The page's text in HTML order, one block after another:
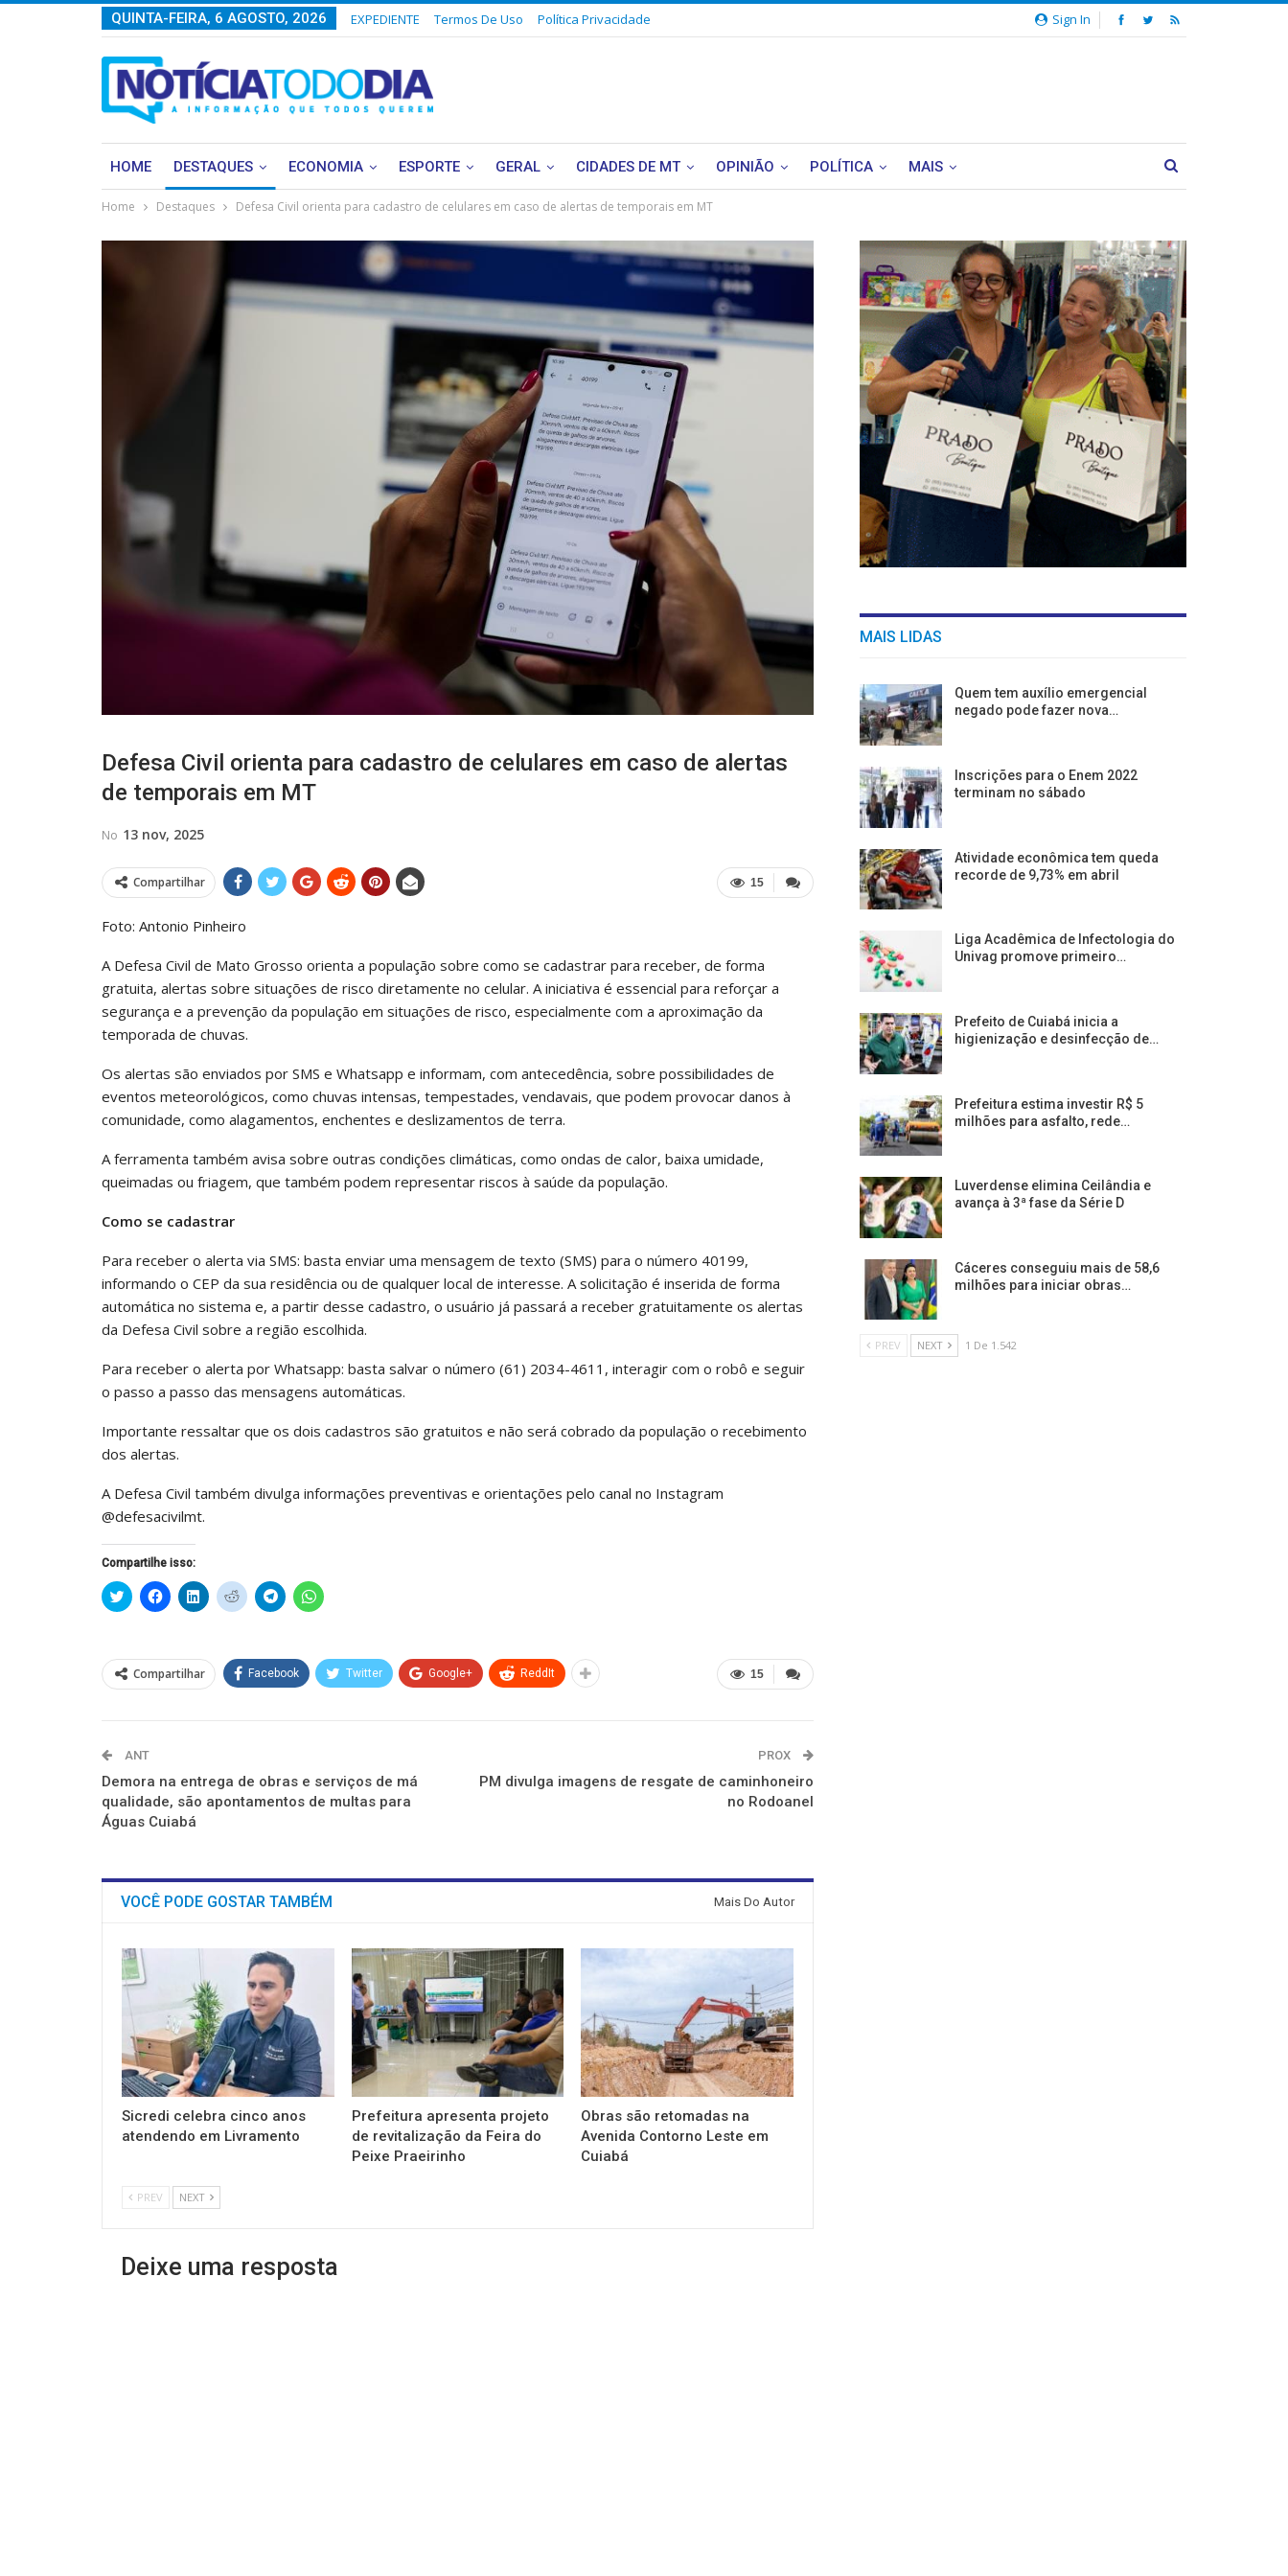
Sign In
QUINTA-FEIRA, 6 AGOSTO, 2026 EXPEDIENTE Termos De Uso Política Privacidade
HOME DESTAQUES ECONOMIA ESPORTE GERAL CIDADES DE MT OPINIÃO POLÍTICA MAIS
Home Destaques Defesa Civil orienta para cadastro de celulares em caso de alertas de temporais em MT
Defesa Civil orienta para cadastro de celulares em caso de alertas
de temporais em MT
No 13 nov, 2025
15
Compartilhar
Foto: Antonio Pinheiro
A Defesa Civil de Mato Grosso orienta a população sobre como se cadastrar para receber, de forma
gratuita, alertas sobre situações de risco diretamente no celular. A iniciativa é essencial para reforçar a
segurança e a prevenção da população em situações de risco, especialmente com a aproximação da
temporada de chuvas.
Os alertas são enviados por SMS e Whatsapp e informam, com antecedência, sobre possibilidades de
eventos meteorológicos, como chuvas intensas, tempestades, vendavais, que podem provocar danos à
comunidade, como alagamentos, enchentes e deslizamentos de terra.
A ferramenta também avisa sobre outras condições climáticas, como ondas de calor, baixa umidade,
queimadas ou friagem, que também podem representar riscos à saúde da população.
Como se cadastrar
Para receber o alerta via SMS: basta enviar uma mensagem de texto (SMS) para o número 40199,
informando o CEP da sua residência ou de qualquer local de interesse. A solicitação é inserida de forma
automática no sistema e, a partir desse cadastro, o usuário já passará a receber gratuitamente os alertas
da Defesa Civil sobre a região escolhida.
Para receber o alerta por Whatsapp: basta salvar o número (61) 2034-4611, interagir com o robô e seguir
o passo a passo das mensagens automáticas.
Importante ressaltar que os dois cadastros são gratuitos e não será cobrado da população o recebimento
dos alertas.
A Defesa Civil também divulga informações preventivas e orientações pelo canal no Instagram
@defesacivilmt.
Compartilhe isso:
Clique
para
em
nova
janela)
Clique
para
em
nova
janela)
Clique
para
em
nova
janela)
Clique
para
em
nova
janela)
Clique
para
em
nova
janela)
Clique
para
em
nova
janela) 15
Compartilhar Facebook Twitter Google+ ReddIt
ANT
Demora na entrega de obras e serviços de má
qualidade, são apontamentos de multas para
Águas Cuiabá
PROX
PM divulga imagens de resgate de caminhoneiro
no Rodoanel
VOCÊ PODE GOSTAR TAMBÉM Mais Do Autor
Sicredi celebra cinco anos
atendendo em Livramento
Prefeitura apresenta projeto
de revitalização da Feira do
Peixe Praeirinho
Obras são retomadas na
Avenida Contorno Leste em
Cuiabá
PREV NEXT
Deixe uma resposta
MAIS LIDAS
Quem tem auxílio emergencial
negado pode fazer nova…
Inscrições para o Enem 2022
terminam no sábado
Atividade econômica tem queda
recorde de 9,73% em abril
Liga Acadêmica de Infectologia do
Univag promove primeiro…
Prefeito de Cuiabá inicia a
higienização e desinfecção de…
Prefeitura estima investir R$ 5
milhões para asfalto, rede…
Luverdense elimina Ceilândia e
avança à 3ª fase da Série D
Cáceres conseguiu mais de 58,6
milhões para iniciar obras…
PREV NEXT 1 De 1.542